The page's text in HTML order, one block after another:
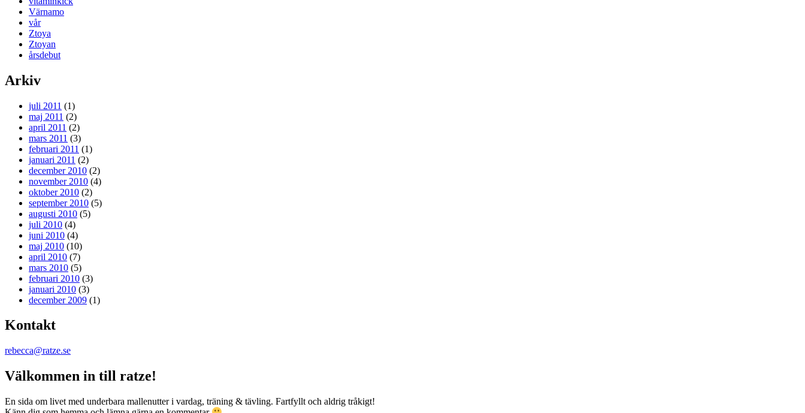
Värnamo
vår
Ztoya
Ztoyan
årsdebut
Arkiv
juli 2011 (1)
maj 2011 (2)
april 2011 (2)
mars 2011 (3)
februari 2011 (1)
januari 2011 (2)
december 2010 (2)
november 2010 (4)
oktober 2010 (2)
september 2010 (5)
augusti 2010 (5)
juli 2010 (4)
juni 2010 (4)
maj 2010 (10)
april 2010 (7)
mars 2010 (5)
februari 2010 (3)
januari 2010 (3)
december 2009 (1)
Kontakt
rebecca@ratze.se
Välkommen in till ratze!
En sida om livet med underbara mallenutter i vardag, träning & tävling. Fartfyllt och aldrig tråkigt!